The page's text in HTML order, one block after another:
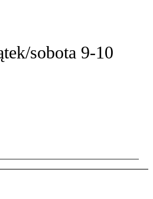
sobota 9-10